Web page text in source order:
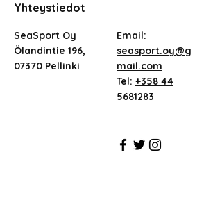
Yhteystiedot
SeaSport Oy
Ölandintie 196,
07370 Pellinki
Email:
seasport.oy@g
mail.com
Tel: +358 44
5681283